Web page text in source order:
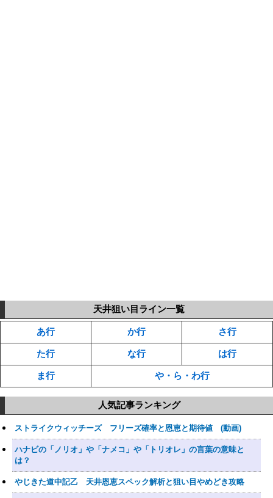
天井狙い目ライン一覧
あ行 か行 さ行
た行 な行 は行
ま行 や・ら・わ行
人気記事ランキング
ストライクウィッチーズ フリーズ確率と恩恵と期待値 (動画)
ハナビの「ノリオ」や「ナメコ」や「トリオレ」の言葉の意味と
は？
やじきた道中記乙 天井恩恵スペック解析と狙い目やめどき攻略